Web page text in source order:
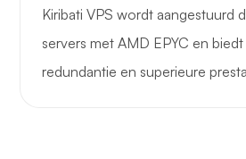
Kiribati VPS wordt aangestuurd
servers met AMD EPYC en
redundantie en superieure